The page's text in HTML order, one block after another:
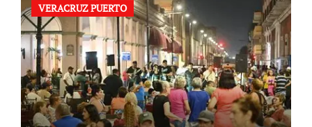
VERACRUZ PUERTO